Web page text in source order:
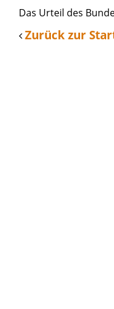
Das Urteil des
Zurück zur